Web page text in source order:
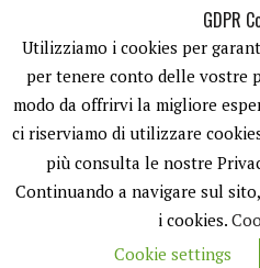
GDPR
Utilizziamo i cookies per
per tenere conto delle vostre
modo da offrirvi la migliore
ci riserviamo di utilizzare
più consulta le nostre
Continuando a navigare sul
i cookies.
Cookie settings